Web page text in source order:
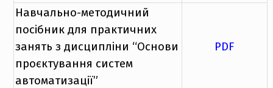
Навчально-методичний
посібник для практичних
занять з дисципліни “Основи
проєктування систем
автоматизації”
PDF